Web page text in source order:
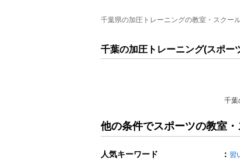
千葉県の加圧トレーニングの教室・スクー
千葉の加圧トレーニング(スポー
千葉
他の条件でスポーツの教室
人気キーワード ： 習